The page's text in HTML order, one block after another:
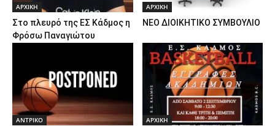
ΑΡΧΙΚΗ
Στο πλευρό της ΕΣ Κάδμος η
Φρόσω Παναγιώτου
ΑΡΧΙΚΗ
ΝΕΟ ΔΙΟΙΚΗΤΙΚΟ ΣΥΜΒΟΥΛΙΟ
ΑΝTΡΙΚΟ ΑΡΧΙΚΗ